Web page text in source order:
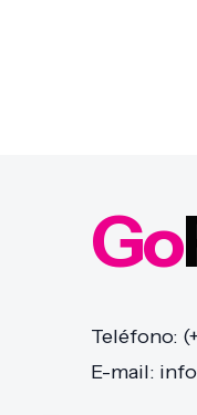
Go
Teléfono:
E-mail: